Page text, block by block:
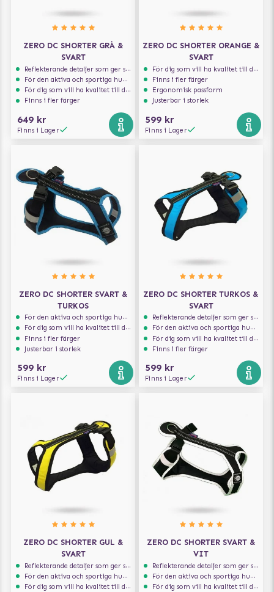
ZERO DC SHORTER GRÅ &
SVART
Reflekterande detaljer som ger synlighet i svagt ljus
För den aktiva och sportiga hunden
För dig som vill ha kvalitet till din hund!
Finns i fler färger
649 kr
Finns i Lager
ZERO DC SHORTER ORANGE &
SVART
För dig som vill ha kvalitet till din hund!
Finns i fler färger
Ergonomisk passform
Justerbar i storlek
599 kr
Finns i Lager
ZERO DC SHORTER SVART &
TURKOS
För den aktiva och sportiga hunden
För dig som vill ha kvalitet till din hund!
Finns i fler färger
Justerbar i storlek
599 kr
Finns i Lager
ZERO DC SHORTER TURKOS &
SVART
Reflekterande detaljer som ger synlighet i svagt ljus
För den aktiva och sportiga hunden
För dig som vill ha kvalitet till din hund!
Finns i fler färger
599 kr
Finns i Lager
ZERO DC SHORTER GUL &
SVART
Reflekterande detaljer som ger synlighet i svagt ljus
För den aktiva och sportiga hunden
För dig som vill ha kvalitet till din hund!
ZERO DC SHORTER SVART &
VIT
Reflekterande detaljer som ger synlighet i svagt ljus
För den aktiva och sportiga hunden
För dig som vill ha kvalitet till din hund!